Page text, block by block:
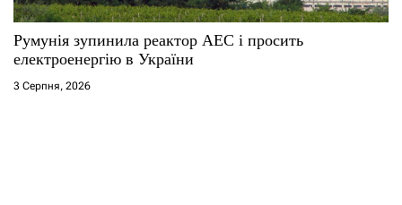
Румунія зупинила реактор АЕС і просить
електроенергію в України
3 Серпня, 2026